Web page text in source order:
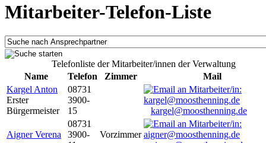
Mitarbeiter-Telefon-Liste
Telefonliste der Mitarbeiter/innen der Verwaltung
Name
Telefon Zimmer
Mail
Kargel Anton
Erster
Bürgermeister
08731
3900-
15
kargel@moosthenning.de
Aigner Verena
08731
3900-
Vorzimmer